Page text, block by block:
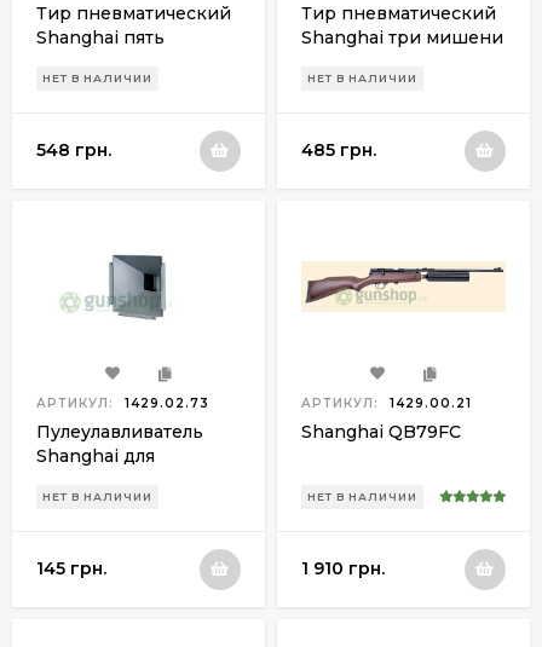
Тир пневматический
Shanghai пять
НЕТ В НАЛИЧИИ
548 грн.
Тир пневматический
Shanghai три мишени
НЕТ В НАЛИЧИИ
485 грн.
АРТИКУЛ: 1429.02.73
Пулеулавливатель
Shanghai для
винтовок
НЕТ В НАЛИЧИИ
145 грн.
АРТИКУЛ: 1429.00.21
Shanghai QB79FC
НЕТ В НАЛИЧИИ
1 910 грн.